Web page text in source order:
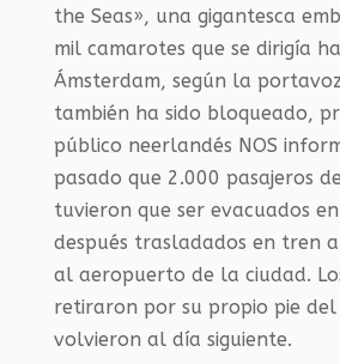
the Seas», una gigantesca
mil camarotes que se dirigía
Ámsterdam, según la
también ha sido bloqueado,
público neerlandés NOS
pasado que 2.000 pasajeros
tuvieron que ser evacuados
después trasladados en tren
al aeropuerto de la ciudad.
retiraron por su propio pie
volvieron al día siguiente.